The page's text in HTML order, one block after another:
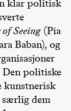
Seeing(Pia
Baban), og
politiske
kunstnerisk
særlig dem